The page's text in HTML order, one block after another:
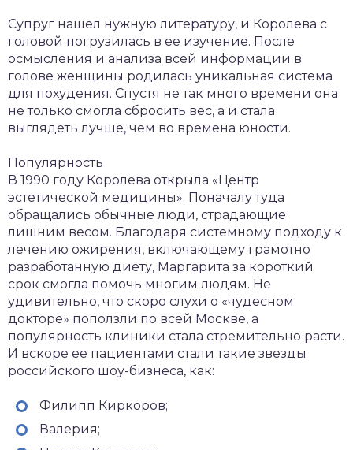
Супруг нашел нужную литературу, и Королева с
головой погрузилась в ее изучение. После
осмысления и анализа всей информации в
голове женщины родилась уникальная система
для похудения. Спустя не так много времени она
не только смогла сбросить вес, а и стала
выглядеть лучше, чем во времена юности.
Популярность
В 1990 году Королева открыла «Центр
эстетической медицины». Поначалу туда
обращались обычные люди, страдающие
лишним весом. Благодаря системному подходу к
лечению ожирения, включающему грамотно
разработанную диету, Маргарита за короткий
срок смогла помочь многим людям. Не
удивительно, что скоро слухи о «чудесном
докторе» поползли по всей Москве, а
популярность клиники стала стремительно расти.
И вскоре ее пациентами стали такие звезды
российского шоу-бизнеса, как:
Филипп Киркоров;
Валерия;